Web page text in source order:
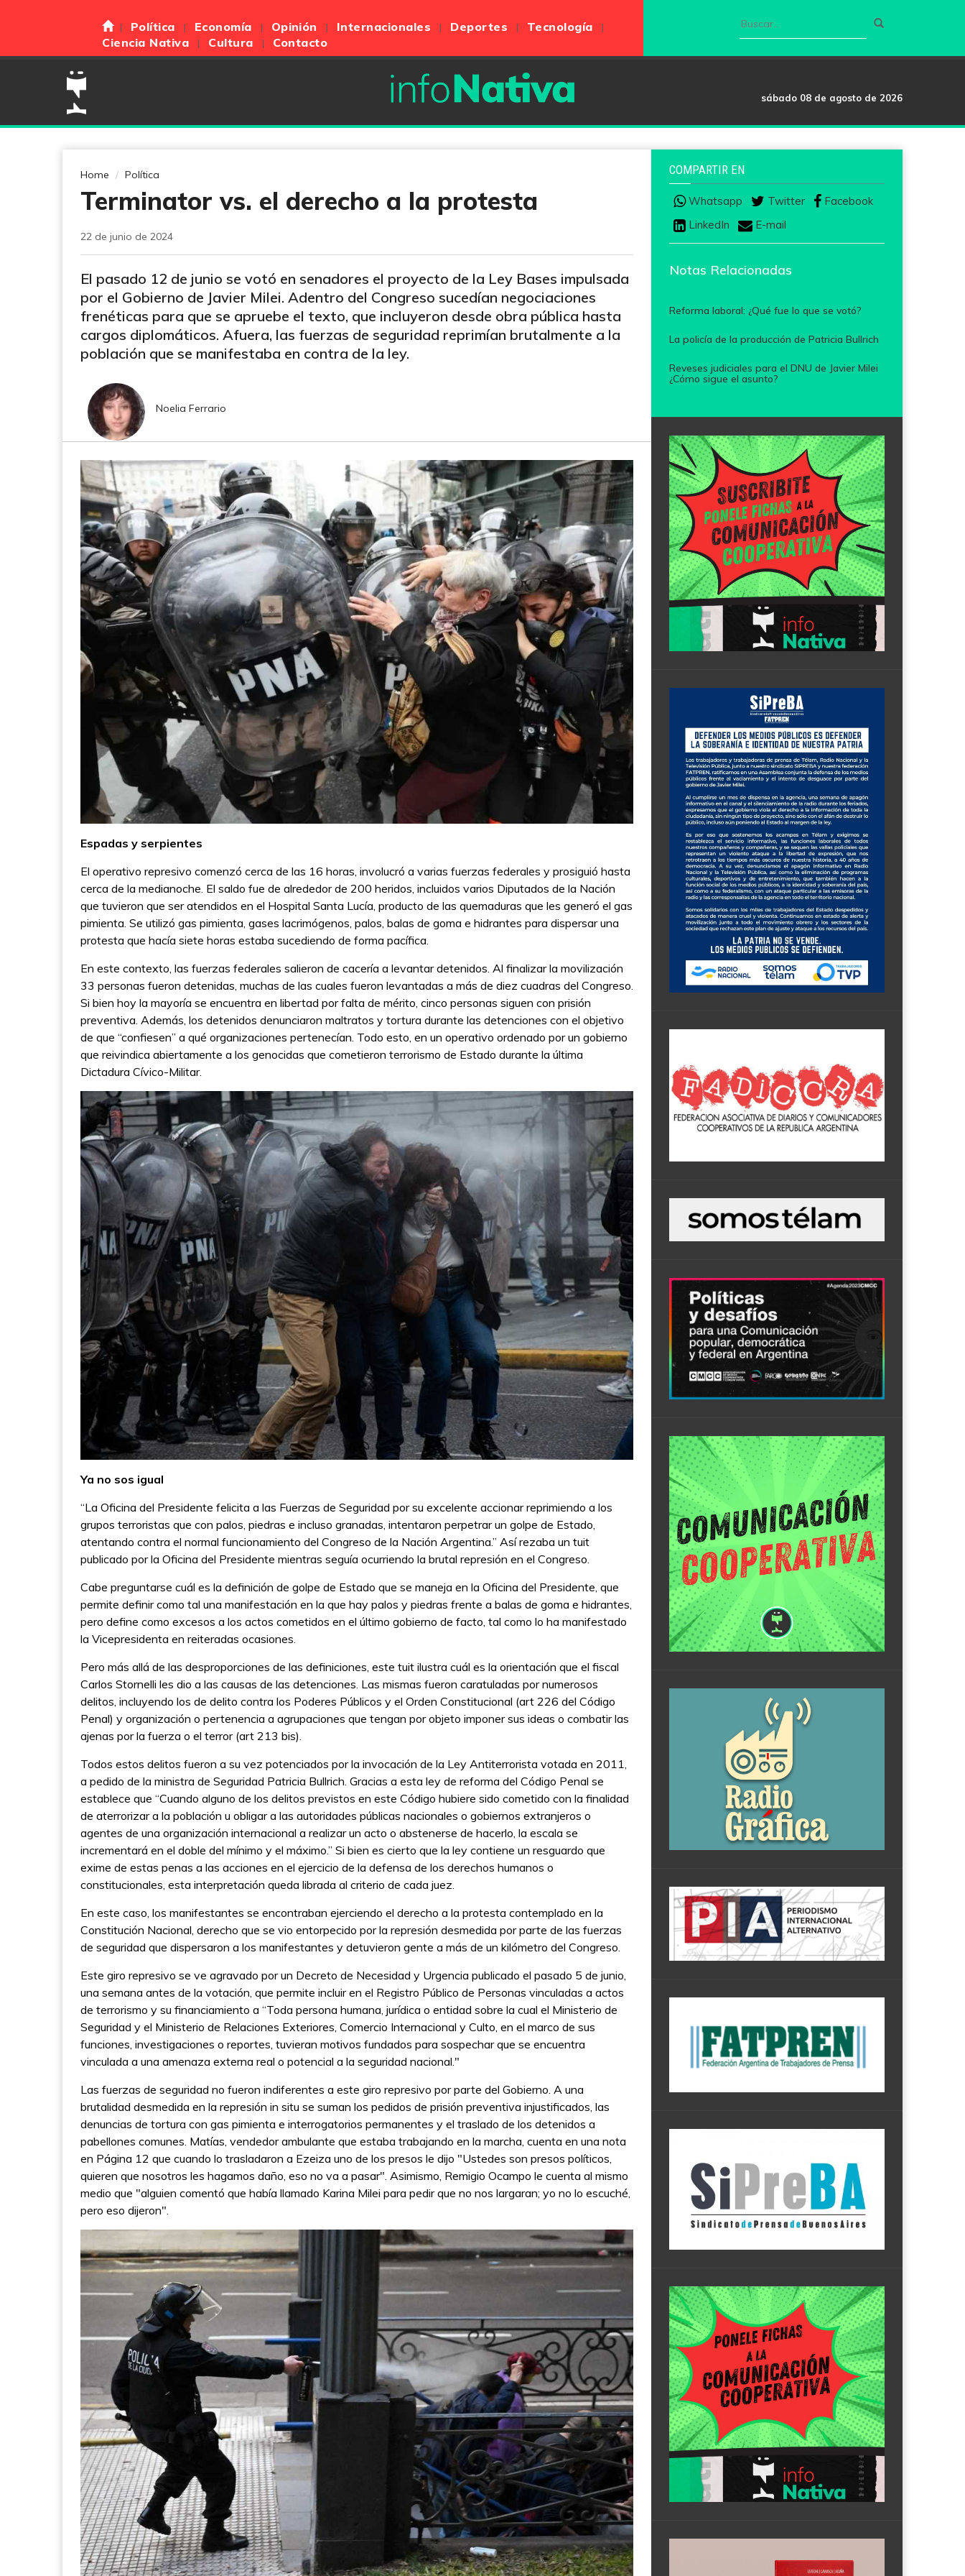
Política Economía Opinión Internacionales Deportes
Tecnología
Ciencia Nativa
Cultura Contacto
sábado 08 de agosto de 2026
Home Política
Terminator vs. el derecho a la protesta
22 de junio de 2024
El pasado 12 de junio se votó en senadores el proyecto de la Ley Bases impulsada
por el Gobierno de Javier Milei. Adentro del Congreso sucedían negociaciones
frenéticas para que se apruebe el texto, que incluyeron desde obra pública hasta
cargos diplomáticos. Afuera, las fuerzas de seguridad reprimían brutalmente a la
población que se manifestaba en contra de la ley.
Noelia Ferrario
Espadas y serpientes
El operativo represivo comenzó cerca de las 16 horas, involucró a varias fuerzas federales y prosiguió hasta
cerca de la medianoche. El saldo fue de alrededor de 200 heridos, incluidos varios Diputados de la Nación
que tuvieron que ser atendidos en el Hospital Santa Lucía, producto de las quemaduras que les generó el gas
pimienta. Se utilizó gas pimienta, gases lacrimógenos, palos, balas de goma e hidrantes para dispersar una
protesta que hacía siete horas estaba sucediendo de forma pacífica.
En este contexto, las fuerzas federales salieron de cacería a levantar detenidos. Al finalizar la movilización
33 personas fueron detenidas, muchas de las cuales fueron levantadas a más de diez cuadras del Congreso.
Si bien hoy la mayoría se encuentra en libertad por falta de mérito, cinco personas siguen con prisión
preventiva. Además, los detenidos denunciaron maltratos y tortura durante las detenciones con el objetivo
de que “confiesen” a qué organizaciones pertenecían. Todo esto, en un operativo ordenado por un gobierno
que reivindica abiertamente a los genocidas que cometieron terrorismo de Estado durante la última
Dictadura Cívico-Militar.
Ya no sos igual
“La Oficina del Presidente felicita a las Fuerzas de Seguridad por su excelente accionar reprimiendo a los
grupos terroristas que con palos, piedras e incluso granadas, intentaron perpetrar un golpe de Estado,
atentando contra el normal funcionamiento del Congreso de la Nación Argentina.” Así rezaba un tuit
publicado por la Oficina del Presidente mientras seguía ocurriendo la brutal represión en el Congreso.
Cabe preguntarse cuál es la definición de golpe de Estado que se maneja en la Oficina del Presidente, que
permite definir como tal una manifestación en la que hay palos y piedras frente a balas de goma e hidrantes,
pero define como excesos a los actos cometidos en el último gobierno de facto, tal como lo ha manifestado
la Vicepresidenta en reiteradas ocasiones.
Pero más allá de las desproporciones de las definiciones, este tuit ilustra cuál es la orientación que el fiscal
Carlos Stornelli les dio a las causas de las detenciones. Las mismas fueron caratuladas por numerosos
delitos, incluyendo los de delito contra los Poderes Públicos y el Orden Constitucional (art 226 del Código
Penal) y organización o pertenencia a agrupaciones que tengan por objeto imponer sus ideas o combatir las
ajenas por la fuerza o el terror (art 213 bis).
Todos estos delitos fueron a su vez potenciados por la invocación de la Ley Antiterrorista votada en 2011,
a pedido de la ministra de Seguridad Patricia Bullrich. Gracias a esta ley de reforma del Código Penal se
establece que “Cuando alguno de los delitos previstos en este Código hubiere sido cometido con la finalidad
de aterrorizar a la población u obligar a las autoridades públicas nacionales o gobiernos extranjeros o
agentes de una organización internacional a realizar un acto o abstenerse de hacerlo, la escala se
incrementará en el doble del mínimo y el máximo.” Si bien es cierto que la ley contiene un resguardo que
exime de estas penas a las acciones en el ejercicio de la defensa de los derechos humanos o
constitucionales, esta interpretación queda librada al criterio de cada juez.
En este caso, los manifestantes se encontraban ejerciendo el derecho a la protesta contemplado en la
Constitución Nacional, derecho que se vio entorpecido por la represión desmedida por parte de las fuerzas
de seguridad que dispersaron a los manifestantes y detuvieron gente a más de un kilómetro del Congreso.
Este giro represivo se ve agravado por un Decreto de Necesidad y Urgencia publicado el pasado 5 de junio,
una semana antes de la votación, que permite incluir en el Registro Público de Personas vinculadas a actos
de terrorismo y su financiamiento a “Toda persona humana, jurídica o entidad sobre la cual el Ministerio de
Seguridad y el Ministerio de Relaciones Exteriores, Comercio Internacional y Culto, en el marco de sus
funciones, investigaciones o reportes, tuvieran motivos fundados para sospechar que se encuentra
vinculada a una amenaza externa real o potencial a la seguridad nacional."
Las fuerzas de seguridad no fueron indiferentes a este giro represivo por parte del Gobierno. A una
brutalidad desmedida en la represión in situ se suman los pedidos de prisión preventiva injustificados, las
denuncias de tortura con gas pimienta e interrogatorios permanentes y el traslado de los detenidos a
pabellones comunes. Matías, vendedor ambulante que estaba trabajando en la marcha, cuenta en una nota
en Página 12 que cuando lo trasladaron a Ezeiza uno de los presos le dijo "Ustedes son presos políticos,
quieren que nosotros les hagamos daño, eso no va a pasar". Asimismo, Remigio Ocampo le cuenta al mismo
medio que "alguien comentó que había llamado Karina Milei para pedir que no nos largaran; yo no lo escuché,
pero eso dijeron".
COMPARTIR EN
Whatsapp Twitter
Facebook
LinkedIn
E-mail
Notas Relacionadas
Reforma laboral: ¿Qué fue lo que se votó?
La policía de la producción de Patricia Bullrich
Reveses judiciales para el DNU de Javier Milei
¿Cómo sigue el asunto?